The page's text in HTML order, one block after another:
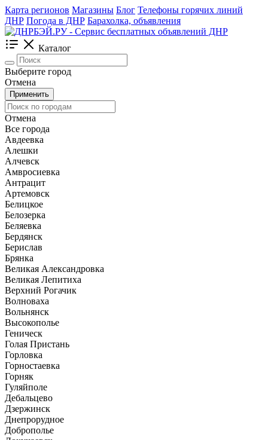
Карта регионов Магазины Блог Телефоны горячих линий
ДНР Погода в ДНР Барахолка, объявления
Каталог
Выберите город
Отмена
Применить
Отмена
Все города
Авдеевка
Алешки
Алчевск
Амвросиевка
Антрацит
Артемовск
Белицкое
Белозерка
Беляевка
Бердянск
Берислав
Брянка
Великая Александровка
Великая Лепитиха
Верхний Рогачик
Волноваха
Вольнянск
Высокополье
Геническ
Голая Пристань
Горловка
Горностаевка
Горняк
Гуляйполе
Дебальцево
Дзержинск
Днепрорудное
Доброполье